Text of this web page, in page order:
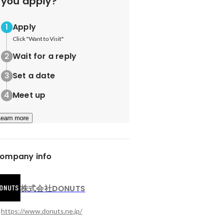
Apply
Click "Want to Visit"
Wait for a reply
Set a date
Meet up
more
info
株式会社DONUTS
https://www.donuts.ne.jp/